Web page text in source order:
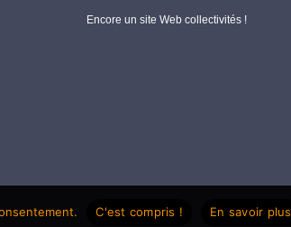
Encore un site Web collectivités !
C'est compris ! En savoir plus